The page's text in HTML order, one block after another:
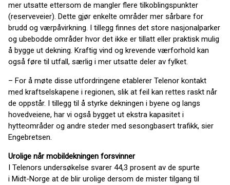
mer utsatte ettersom de mangler flere tilkoblingspunkter
(reserveveier). Dette gjør enkelte områder mer sårbare for
brudd og værpåvirkning. I tillegg finnes det store nasjonalparker
og ubebodde områder hvor det ikke er tillatt eller praktisk mulig
å bygge ut dekning. Kraftig vind og krevende værforhold kan
også føre til utfall, særlig i mer utsatte deler av fylket.
– For å møte disse utfordringene etablerer Telenor kontakt
med kraftselskapene i regionen, slik at feil kan rettes raskt når
de oppstår. I tillegg til å styrke dekningen i byene og langs
hovedveiene, har vi også bygget ut ekstra kapasitet i
hytteområder og andre steder med sesongbasert trafikk, sier
Engebretsen.
Urolige når mobildekningen forsvinner
I Telenors undersøkelse svarer 44,3 prosent av de spurte
i Midt-Norge at de blir urolige dersom de mister tilgang til